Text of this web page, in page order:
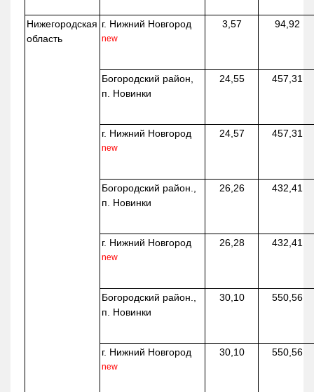
Нижегородская
область
г. Нижний Новгород
new
3,57 94,92
Богородский район,
п. Новинки
24,55 457,31
г. Нижний Новгород
new
24,57 457,31
Богородский район.,
п. Новинки
26,26 432,41
г. Нижний Новгород
new
26,28 432,41
Богородский район.,
п. Новинки
30,10 550,56
г. Нижний Новгород
new
30,10 550,56